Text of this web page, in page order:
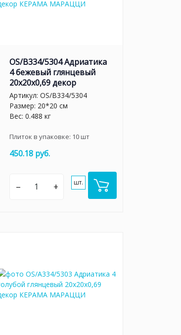
OS/B334/5304 Адриатика
4 бежевый глянцевый
20x20x0,69 декор
Артикул: OS/B334/5304
Размер: 20*20 см
Вес: 0.488 кг
Плиток в упаковке: 10шт
450.18 руб.
– + шт.